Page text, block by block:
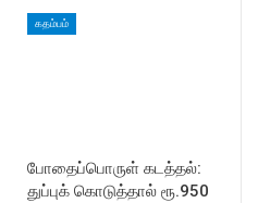
கதம்பம்
போதைப்பொருள் கடத்தல்:
துப்புக் கொடுத்தால் ரூ.950